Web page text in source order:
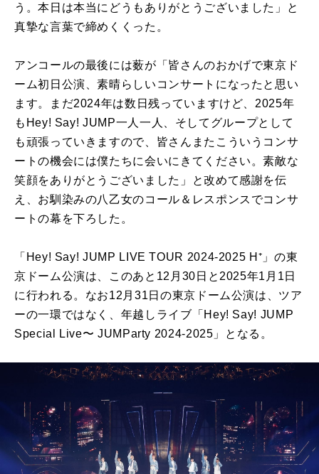
う。本日は本当にどうもありがとうございました」と
真摯な言葉で締めくくった。
アンコールの最後には薮が「皆さんのおかげで東京ド
ーム初日公演、素晴らしいコンサートになったと思い
ます。まだ2024年は数日残っていますけど、2025年
もHey! Say! JUMP一人一人、そしてグループとして
も頑張っていきますので、皆さんまたこういうコンサ
ートの機会には僕たちに会いにきてください。素敵な
笑顔をありがとうございました」と改めて感謝を伝
え、お馴染みの八乙女のコール＆レスポンスでコンサ
ートの幕を下ろした。
「Hey! Say! JUMP LIVE TOUR 2024-2025 H⁺」の東
京ドーム公演は、このあと12月30日と2025年1月1日
に行われる。なお12月31日の東京ドーム公演は、ツア
ーの一環ではなく、年越しライブ「Hey! Say! JUMP
Special Live〜 JUMParty 2024-2025」となる。